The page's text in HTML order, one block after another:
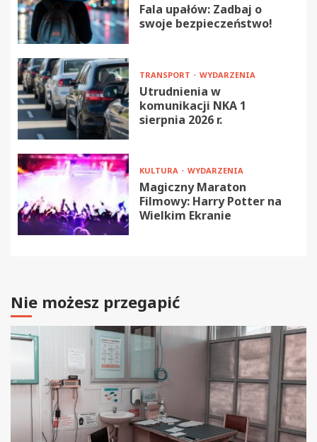
Fala upałów: Zadbaj o
swoje bezpieczeństwo!
TRANSPORT WYDARZENIA
Utrudnienia w
komunikacji NKA 1
sierpnia 2026 r.
KULTURA WYDARZENIA
Magiczny Maraton
Filmowy: Harry Potter na
Wielkim Ekranie
Nie możesz przegapić